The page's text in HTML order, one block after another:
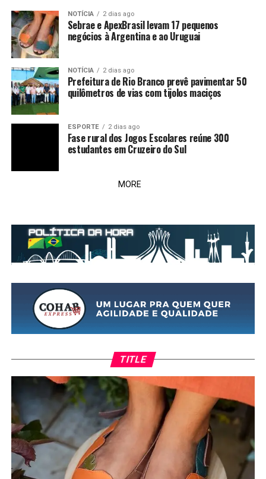
NOTÍCIA 2 dias ago
Sebrae e ApexBrasil levam 17 pequenos
negócios à Argentina e ao Uruguai
NOTÍCIA 2 dias ago
Prefeitura de Rio Branco prevê pavimentar 50
quilômetros de vias com tijolos maciços
ESPORTE 2 dias ago
Fase rural dos Jogos Escolares reúne 300
estudantes em Cruzeiro do Sul
MORE
TITLE